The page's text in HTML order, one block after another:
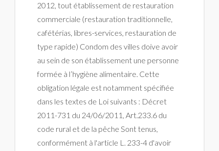
2012, tout établissement de restauration
commerciale (restauration traditionnelle,
cafétérias, libres-services, restauration de
type rapide) Condom des villes doive avoir
au sein de son établissement une personne
formée à l’hygiène alimentaire. Cette
obligation légale est notamment spécifiée
dans les textes de Loi suivants : Décret
2011-731 du 24/06/2011, Art.233.6 du
code rural et de la pêche Sont tenus,
conformément à l'article L. 233-4 d'avoir